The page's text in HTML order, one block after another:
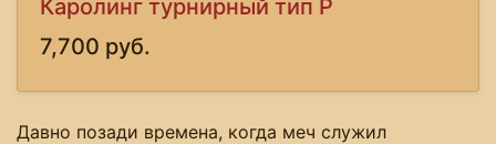
Каролинг турнирный тип P
7,700 руб.
Давно позади времена, когда меч служил